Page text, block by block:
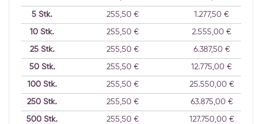
5 Stk. 255,50 € 1.277,50 €
10 Stk. 255,50 € 2.555,00 €
25Stk. 255,50 € 6.387,50 €
50Stk. 255,50 € 12.775,00 €
100Stk. 255,50 € 25.550,00 €
250 Stk. 255,50 € 63.875,00 €
500 Stk. 255,50 € 127.750,00 €